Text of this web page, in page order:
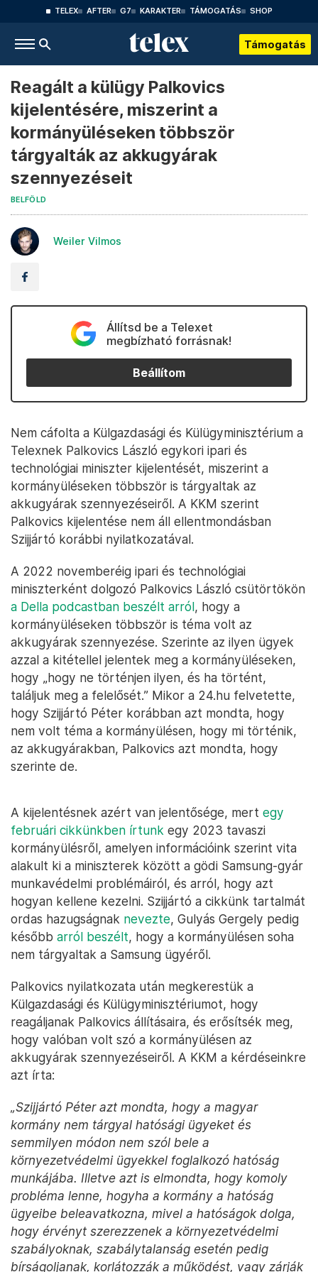
TELEX AFTER G7 KARAKTER TÁMOGATÁS SHOP
Támogatás
Reagált a külügy Palkovics
kijelentésére, miszerint a
kormányüléseken többször
tárgyalták az akkugyárak
szennyezéseit
BELFÖLD
Weiler Vilmos
Állítsd be a Telexet
megbízható forrásnak!
Beállítom
Nem cáfolta a Külgazdasági és Külügyminisztérium a
Telexnek Palkovics László egykori ipari és
technológiai miniszter kijelentését, miszerint a
kormányüléseken többször is tárgyaltak az
akkugyárak szennyezéseiről. A KKM szerint
Palkovics kijelentése nem áll ellentmondásban
Szijjártó korábbi nyilatkozatával.
A 2022 novemberéig ipari és technológiai
miniszterként dolgozó Palkovics László csütörtökön
a Della podcastban beszélt arról, hogy a
kormányüléseken többször is téma volt az
akkugyárak szennyezése. Szerinte az ilyen ügyek
azzal a kitétellel jelentek meg a kormányüléseken,
hogy „hogy ne történjen ilyen, és ha történt,
találjuk meg a felelősét.” Mikor a 24.hu felvetette,
hogy Szijjártó Péter korábban azt mondta, hogy
nem volt téma a kormányülésen, hogy mi történik,
az akkugyárakban, Palkovics azt mondta, hogy
szerinte de.
A kijelentésnek azért van jelentősége, mert egy
februári cikkünkben írtunk egy 2023 tavaszi
kormányülésről, amelyen információink szerint vita
alakult ki a miniszterek között a gödi Samsung-gyár
munkavédelmi problémáiról, és arról, hogy azt
hogyan kellene kezelni. Szijjártó a cikkünk tartalmát
ordas hazugságnak nevezte, Gulyás Gergely pedig
később arról beszélt, hogy a kormányülésen soha
nem tárgyaltak a Samsung ügyéről.
Palkovics nyilatkozata után megkerestük a
Külgazdasági és Külügyminisztériumot, hogy
reagáljanak Palkovics állításaira, és erősítsék meg,
hogy valóban volt szó a kormányülésen az
akkugyárak szennyezéseiről. A KKM a kérdéseinkre
azt írta:
„Szijjártó Péter azt mondta, hogy a magyar
kormány nem tárgyal hatósági ügyeket és
semmilyen módon nem szól bele a
környezetvédelmi ügyekkel foglalkozó hatóság
munkájába. Illetve azt is elmondta, hogy komoly
probléma lenne, hogyha a kormány a hatóság
ügyeibe beleavatkozna, mivel a hatóságok dolga,
hogy érvényt szerezzenek a környezetvédelmi
szabályoknak, szabálytalanság esetén pedig
bírságoljanak, korlátozzák a működést, vagy zárják